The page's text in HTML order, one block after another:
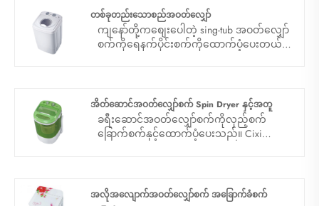
ကိုပေါင်းစပ်။ အသုံးပြုရန်အလွန်အဆင်ပြေ
ပါသည်။
တစ်ခုတည်းသောစည်အဝတ်လျှော်
ကျနော်တို့ကစျေးပေါတဲ့ sing-tub အဝတ်လျှော်
စက်ကိုရေနက်ပိုင်းစက်ကိုထောက်ပံ့ပေးတယ်။
တို့သည်တရုတ်နိုင်ငံတွင်သင်၏ရေရှည်
စီးပွားရေးလုပ်ဖော်ကိုင်ဖက်ဖြစ်လာရန်မျှော်လင့်
နေသည်။
အိတ်ဆောင်အဝတ်လျှော်စက် Spin Dryer နှင့်အတူ
ခရီးဆောင်အဝတ်လျှော်စက်ကိုလှည့်စက်
ခြောက်စက်နှင့်ထောက်ပံ့ပေးသည်။ Cixi
သင်၏တရုတ်နိုင်ငံတွင်သင်၏ရေရှည်
အလိုအလျောက်အဝတ်လျှော်စက် အခြောက်ခံစက်